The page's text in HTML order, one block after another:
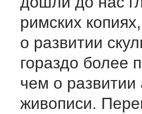
римских
о развитии
гораздо более
чем о развитии
живописи.